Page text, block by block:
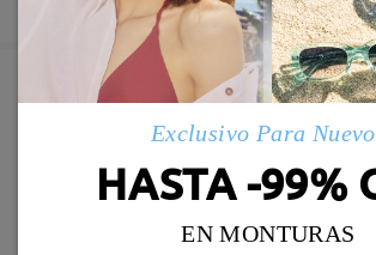
Leer todos los
comentarios
Deje su comentario
5-7 días laborales detalles
Enviado
5-7 días laborales
detalles
Marcos SimilaresExclusivo Para
HASTA -99%
EN MONTURAS